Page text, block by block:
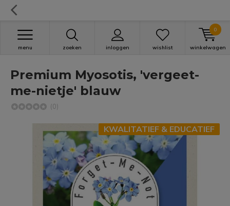
zoeken inloggen
menu wishlist winkelwagen
0
Premium Myosotis, 'vergeet-
me-nietje' blauw
(0)
KWALITATIEF & EDUCATIEF